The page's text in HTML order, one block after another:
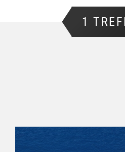
1